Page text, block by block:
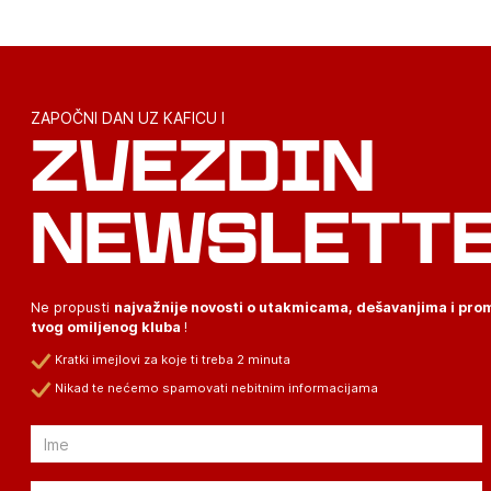
ZAPOČNI DAN UZ KAFICU I
ZVEZDIN
Ne propusti najvažnije novosti o utakmicama, dešavanjima i
tvog omiljenog kluba !
Kratki imejlovi za koje ti treba 2 minuta
Nikad te nećemo spamovati nebitnim informacijama
Email